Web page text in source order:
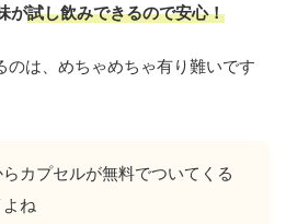
が試し飲みできるので安心！
のは、めちゃめちゃ有り難いです
カプセルが無料でついてくる
ね